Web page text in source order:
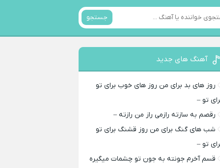
جستجو
آهنگ های جدید
روز های بد برای من روز های خوب برای تو
تو –
رقصم به سازته رازمی راز من رازته –
شب های گنگ برای من روز قشنگ برای تو
تو –
قسم آخرم جونته به جون تو چشمات میگیره